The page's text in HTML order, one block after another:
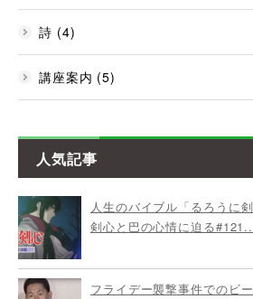
詩 (4)
講座案内 (5)
人気記事
人生のバイブル「るろうに
剣心と巴の心情に迫る
フライデー襲撃事件でのビ